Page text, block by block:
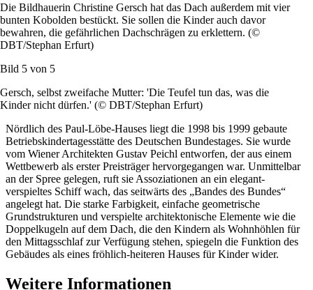
Die Bildhauerin Christine Gersch hat das Dach außerdem mit vier
bunten Kobolden bestückt. Sie sollen die Kinder auch davor
bewahren, die gefährlichen Dachschrägen zu erklettern. (©
DBT/Stephan Erfurt)
Bild 5 von 5
Gersch, selbst zweifache Mutter: 'Die Teufel tun das, was die
Kinder nicht dürfen.' (© DBT/Stephan Erfurt)
Nördlich des Paul-Löbe-Hauses liegt die 1998 bis 1999 gebaute
Betriebskindertagesstätte des Deutschen Bundestages. Sie wurde
vom Wiener Architekten Gustav Peichl entworfen, der aus einem
Wettbewerb als erster Preisträger hervorgegangen war. Unmittelbar
an der Spree gelegen, ruft sie Assoziationen an ein elegant-
verspieltes Schiff wach, das seitwärts des „Bandes des Bundes“
angelegt hat. Die starke Farbigkeit, einfache geometrische
Grundstrukturen und verspielte architektonische Elemente wie die
Doppelkugeln auf dem Dach, die den Kindern als Wohnhöhlen für
den Mittagsschlaf zur Verfügung stehen, spiegeln die Funktion des
Gebäudes als eines fröhlich-heiteren Hauses für Kinder wider.
Weitere Informationen